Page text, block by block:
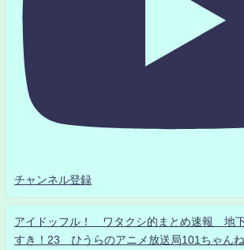
チャンネル登録
アイドッフル！ ワタクシ的まとめ速報 地
すき！23 ひうらのアニメ放送局101ちゃん